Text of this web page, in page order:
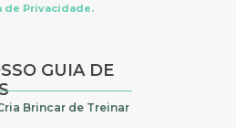
de Privacidade.
GUIA DE
Brincar de Treinar